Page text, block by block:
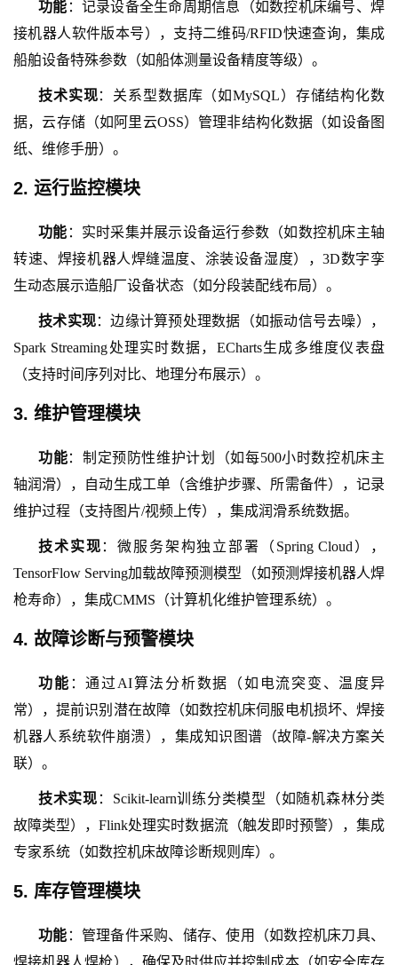
功能 ：记录设备全生命周期信息（如数控机床编号、焊
接机器人软件版本号），支持二维码/RFID快速查询，集成
船舶设备特殊参数（如船体测量设备精度等级）。
技术实现：关系型数据库（如MySQL）存储结构化数
据，云存储（如阿里云OSS）管理非结构化数据（如设备图
纸、维修手册）。
2. 运行监控模块
功能 ：实时采集并展示设备运行参数（如数控机床主轴
转速、焊接机器人焊缝温度、涂装设备湿度），3D数字孪
生动态展示造船厂设备状态（如分段装配线布局）。
技术实现：边缘计算预处理数据（如振动信号去噪），
Spark Streaming处理实时数据，ECharts生成多维度仪表盘
（支持时间序列对比、地理分布展示）。
3. 维护管理模块
功能：制定预防性维护计划（如每500小时数控机床主
轴润滑），自动生成工单（含维护步骤、所需备件），记录
维护过程（支持图片/视频上传），集成润滑系统数据。
技术实现 ：微服务架构独立部署（ Spring Cloud），
TensorFlow Serving加载故障预测模型（如预测焊接机器人焊
枪寿命），集成CMMS（计算机化维护管理系统）。
4. 故障诊断与预警模块
功能 ：通过 AI算法分析数据（如电流突变、温度异
常），提前识别潜在故障（如数控机床伺服电机损坏、焊接
机器人系统软件崩溃），集成知识图谱（故障-解决方案关
联）。
技术实现 ： Scikit-learn训练分类模型（如随机森林分类
故障类型），Flink处理实时数据流（触发即时预警），集成
专家系统（如数控机床故障诊断规则库）。
5. 库存管理模块
功能 ：管理备件采购、储存、使用（如数控机床刀具、
焊接机器人焊枪），确保及时供应并控制成本（如安全库存